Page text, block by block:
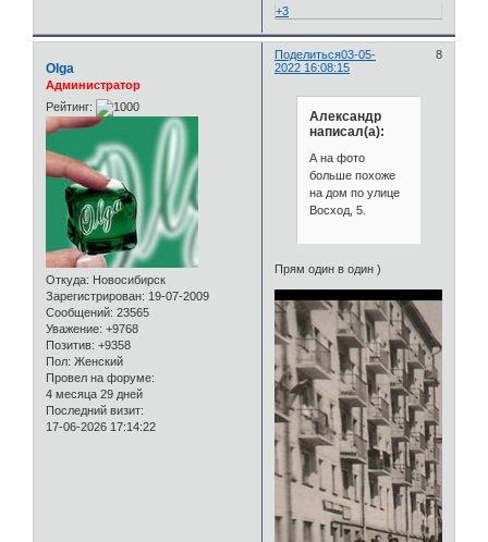
+3
Поделиться 8
03-05-
2022 16:08:15
Olga
Администратор
Рейтинг:
Откуда: Новосибирск
Зарегистрирован: 19-07-2009
Сообщений: 23565
Уважение: +9768
Позитив: +9358
Пол: Женский
Провел на форуме:
4 месяца 29 дней
Последний визит:
17-06-2026 17:14:22
Александр
написал(а):
А на фото
больше похоже
на дом по улице
Восход, 5.
Прям один в один )